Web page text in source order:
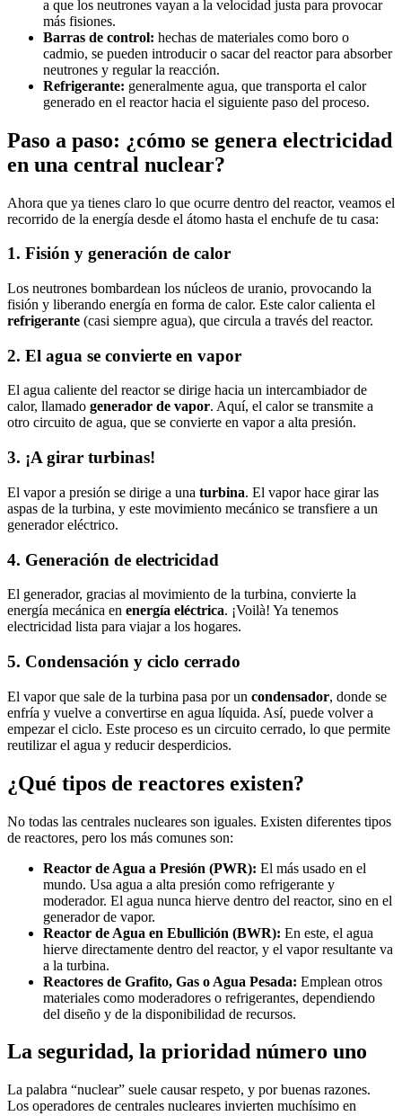
a que los neutrones vayan a la velocidad justa para provocar
más fisiones.
Barras de control: hechas de materiales como boro o
cadmio, se pueden introducir o sacar del reactor para absorber
neutrones y regular la reacción.
Refrigerante: generalmente agua, que transporta el calor
generado en el reactor hacia el siguiente paso del proceso.
Paso a paso: ¿cómo se genera electricidad
en una central nuclear?
Ahora que ya tienes claro lo que ocurre dentro del reactor, veamos el
recorrido de la energía desde el átomo hasta el enchufe de tu casa:
1. Fisión y generación de calor
Los neutrones bombardean los núcleos de uranio, provocando la
fisión y liberando energía en forma de calor. Este calor calienta el
refrigerante (casi siempre agua), que circula a través del reactor.
2. El agua se convierte en vapor
El agua caliente del reactor se dirige hacia un intercambiador de
calor, llamado generador de vapor. Aquí, el calor se transmite a
otro circuito de agua, que se convierte en vapor a alta presión.
3. ¡A girar turbinas!
El vapor a presión se dirige a una turbina. El vapor hace girar las
aspas de la turbina, y este movimiento mecánico se transfiere a un
generador eléctrico.
4. Generación de electricidad
El generador, gracias al movimiento de la turbina, convierte la
energía mecánica en energía eléctrica. ¡Voilà! Ya tenemos
electricidad lista para viajar a los hogares.
5. Condensación y ciclo cerrado
El vapor que sale de la turbina pasa por un condensador, donde se
enfría y vuelve a convertirse en agua líquida. Así, puede volver a
empezar el ciclo. Este proceso es un circuito cerrado, lo que permite
reutilizar el agua y reducir desperdicios.
¿Qué tipos de reactores existen?
No todas las centrales nucleares son iguales. Existen diferentes tipos
de reactores, pero los más comunes son:
Reactor de Agua a Presión (PWR): El más usado en el
mundo. Usa agua a alta presión como refrigerante y
moderador. El agua nunca hierve dentro del reactor, sino en el
generador de vapor.
Reactor de Agua en Ebullición (BWR): En este, el agua
hierve directamente dentro del reactor, y el vapor resultante va
a la turbina.
Reactores de Grafito, Gas o Agua Pesada: Emplean otros
materiales como moderadores o refrigerantes, dependiendo
del diseño y de la disponibilidad de recursos.
La seguridad, la prioridad número uno
La palabra “nuclear” suele causar respeto, y por buenas razones.
Los operadores de centrales nucleares invierten muchísimo en